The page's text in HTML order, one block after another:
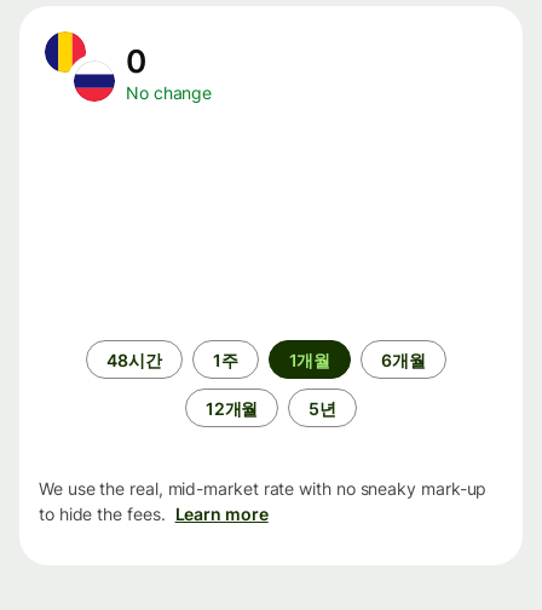
0
No change
48시간 1주 1개월 6개월
12개월 5년
We use the real, mid-market rate with no sneaky mark-up
to hide the fees. Learn more